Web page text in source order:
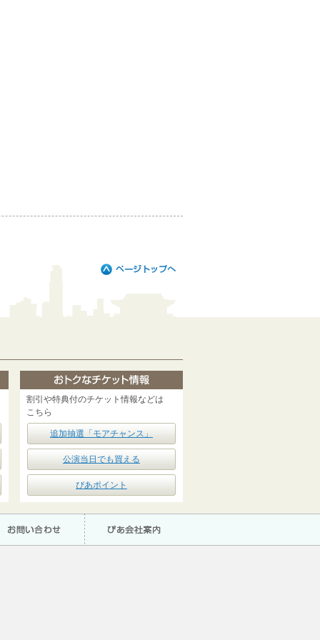
割引や特典付のチケット情報などは
こちら
追加抽選「モアチャンス」
公演当日でも買える
ぴあポイント